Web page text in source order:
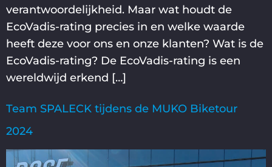
verantwoordelijkheid. Maar wat houdt de
EcoVadis-rating precies in en welke waarde
heeft deze voor ons en onze klanten? Wat is de
EcoVadis-rating? De EcoVadis-rating is een
wereldwijd erkend […]
Team SPALECK tijdens de MUKO Biketour
2024